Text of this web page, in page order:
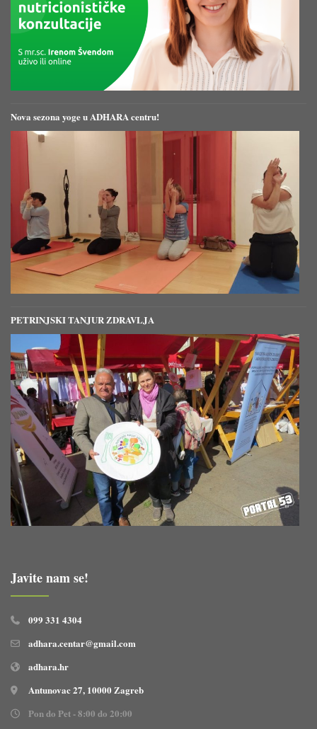
Nova sezona yoge u ADHARA centru!
PETRINJSKI TANJUR ZDRAVLJA
Javite nam se!
099 331 4304
adhara.centar@gmail.com
adhara.hr
Antunovac 27, 10000 Zagreb
Pon do Pet - 8:00 do 20:00